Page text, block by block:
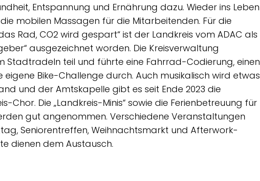
Entspannung und Ernährung dazu. Wieder ins Leben
mobilen Massagen für die Mitarbeitenden. Für die
Rad, CO2 wird gespart“ ist der Landkreis vom ADAC als
ausgezeichnet worden. Die Kreisverwaltung
Stadtradeln teil und führte eine Fahrrad-Codierung, einen
Bike-Challenge durch. Auch musikalisch wird etwas
und der Amtskapelle gibt es seit Ende 2023 die
Chor. Die „Landkreis-Minis“ sowie die Ferienbetreuung für
gut angenommen. Verschiedene Veranstaltungen
Seniorentreffen, Weihnachtsmarkt und Afterwork-
dienen dem Austausch.